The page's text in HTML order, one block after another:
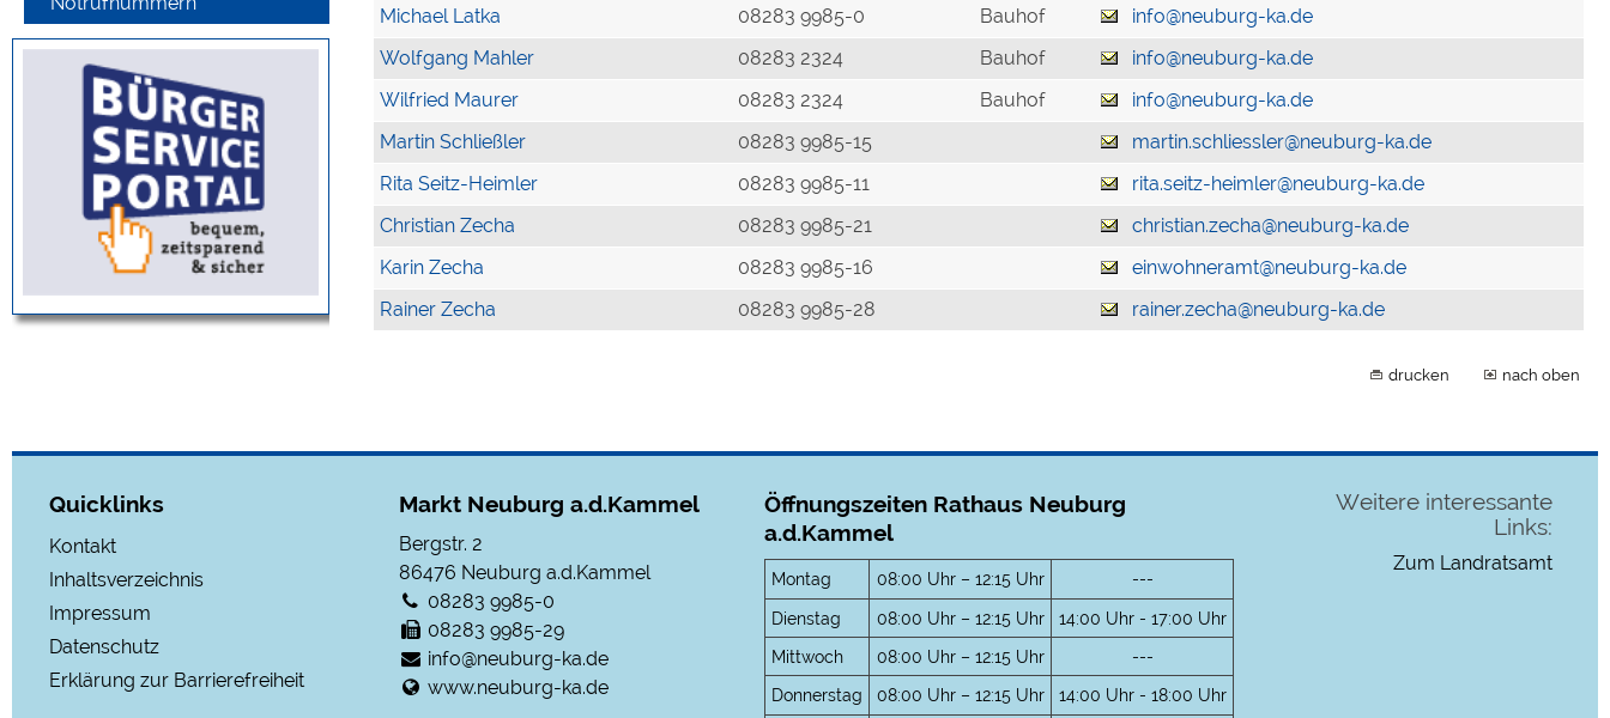
Michael Latka
08283 9985-0 Bauhof
info@neuburg-ka.de
Wolfgang Mahler
08283 2324 Bauhof
info@neuburg-ka.de
Wilfried Maurer
08283 2324 Bauhof
info@neuburg-ka.de
Martin Schließler
08283 9985-15
martin.schliessler@neuburg-ka.de
Rita Seitz-Heimler
08283 9985-11
rita.seitz-heimler@neuburg-ka.de
Christian Zecha
08283 9985-21
christian.zecha@neuburg-ka.de
Karin Zecha
08283 9985-16
einwohneramt@neuburg-ka.de
Rainer Zecha
08283 9985-28 rainer.zecha@neuburg-ka.de
drucken nach oben
Quicklinks
Kontakt
Inhaltsverzeichnis
Impressum
Datenschutz
Erklärung zur Barrierefreiheit
Markt Neuburg a.d.Kammel
Bergstr. 2
86476 Neuburg a.d.Kammel
08283 9985-0
08283 9985-29
info@neuburg-ka.de
www.neuburg-ka.de
Öffnungszeiten Rathaus Neuburg
a.d.Kammel
Montag 08:00 Uhr – 12:15 Uhr
---
Dienstag
08:00 Uhr – 12:15 Uhr
14:00 Uhr - 17:00 Uhr
Mittwoch
08:00 Uhr – 12:15 Uhr
---
Donnerstag
08:00 Uhr – 12:15 Uhr 14:00 Uhr - 18:00 Uhr
Weitere interessante
Links:
Zum Landratsamt